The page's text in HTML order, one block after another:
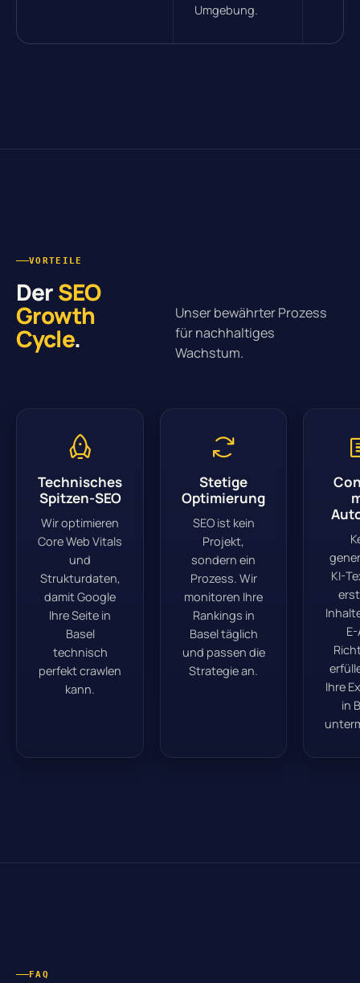
Umgebung.
VORTEILE
DerSEO
Growth
Cycle.
Unser bewährter Prozess
für nachhaltiges
Wachstum.
Technisches
Spitzen-SEO
Wir optimieren
Core Web Vitals
und
Strukturdaten,
damit Google
Ihre Seite in
Basel
technisch
perfekt crawlen
kann.
Stetige
Optimierung
SEO ist kein
Projekt,
sondern ein
Prozess. Wir
monitoren Ihre
Rankings in
Basel täglich
und passen die
Strategie an.
KI-
Ihre
in
FAQ